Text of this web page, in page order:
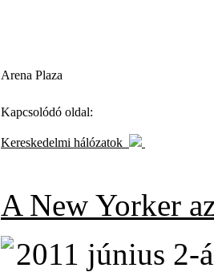
Arena Plaza
Kapcsolódó oldal:
Kereskedelmi hálózatok
A New Yorker
2011 június 2-